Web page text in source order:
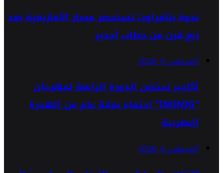
ندوة بتافراوت تستحضر مسار الأمازيغية بعد
ربع قرن من خطاب أجدير
أغسطس 6, 2026
أكادير تحتضن الدورة الرابعة لمهرجان
“IMINIG” احتفاءً بمائة عام من الهجرة
المغربية
أغسطس 6, 2026